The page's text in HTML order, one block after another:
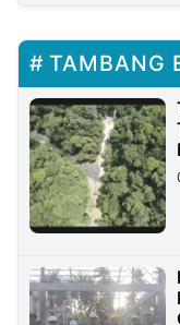
TAMBANG